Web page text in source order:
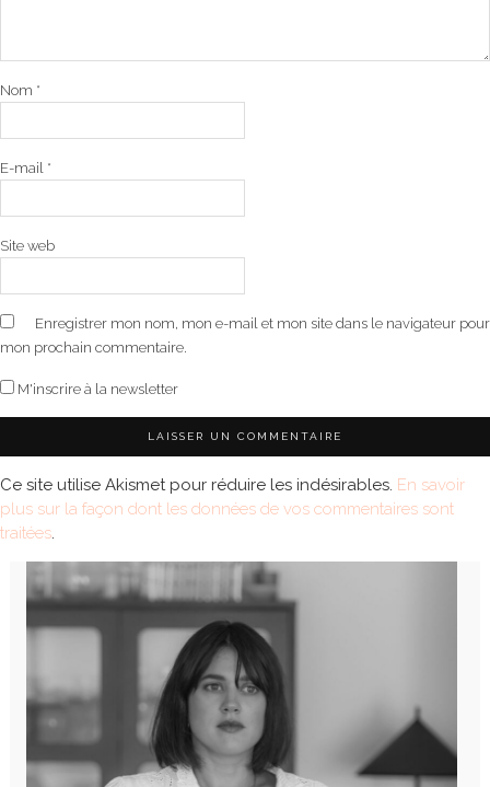
Nom *
E-mail *
Site web
Enregistrer mon nom, mon e-mail et mon site dans le navigateur pour
mon prochain commentaire.
M'inscrire à la newsletter
Ce site utilise Akismet pour réduire les indésirables. En savoir
plus sur la façon dont les données de vos commentaires sont
traitées.